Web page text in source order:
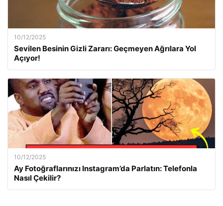
10/12/2025
Sevilen Besinin Gizli Zararı: Geçmeyen Ağrılara Yol
Açıyor!
10/12/2025
Ay Fotoğraflarınızı Instagram’da Parlatın: Telefonla
Nasıl Çekilir?